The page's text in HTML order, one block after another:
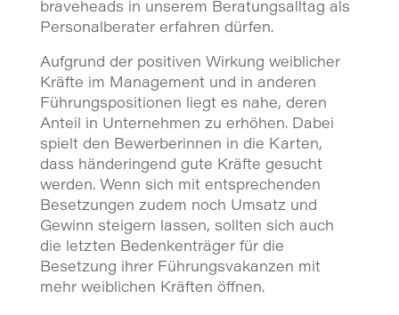
braveheads in unserem Beratungsalltag als
Personalberater erfahren dürfen.
Aufgrund der positiven Wirkung weiblicher
Kräfte im Management und in anderen
Führungspositionen liegt es nahe, deren
Anteil in Unternehmen zu erhöhen. Dabei
spielt den Bewerberinnen in die Karten,
dass händeringend gute Kräfte gesucht
werden. Wenn sich mit entsprechenden
Besetzungen zudem noch Umsatz und
Gewinn steigern lassen, sollten sich auch
die letzten Bedenkenträger für die
Besetzung ihrer Führungsvakanzen mit
mehr weiblichen Kräften öffnen.